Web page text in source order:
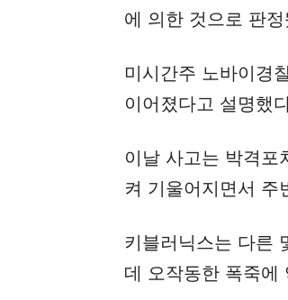
에 의한 것으로 판정
미시간주 노바이경
이어졌다고 설명했
이날 사고는 박격포
켜 기울어지면서 주
키블러닉스는 다른
데 오작동한 폭죽에